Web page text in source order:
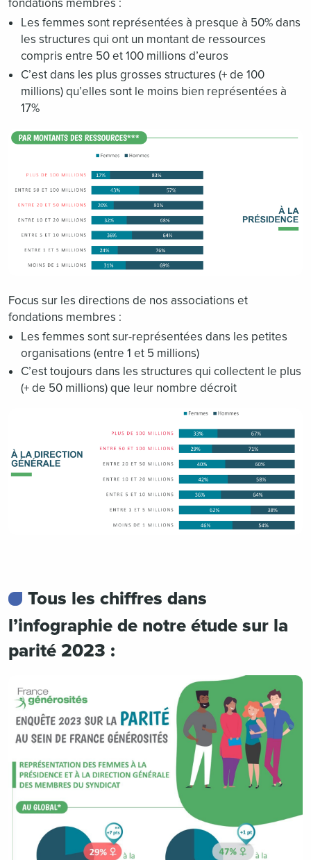
fondations membres :
Les femmes sont représentées à presque à 50% dans
les structures qui ont un montant de ressources
compris entre 50 et 100 millions d’euros
C’est dans les plus grosses structures (+ de 100
millions) qu’elles sont le moins bien représentées à
17%
Focus sur les directions de nos associations et
fondations membres :
Les femmes sont sur-représentées dans les petites
organisations (entre 1 et 5 millions)
C’est toujours dans les structures qui collectent le plus
(+ de 50 millions) que leur nombre décroit
Tous les chiffres dans
l’infographie de notre étude sur la
parité 2023 :